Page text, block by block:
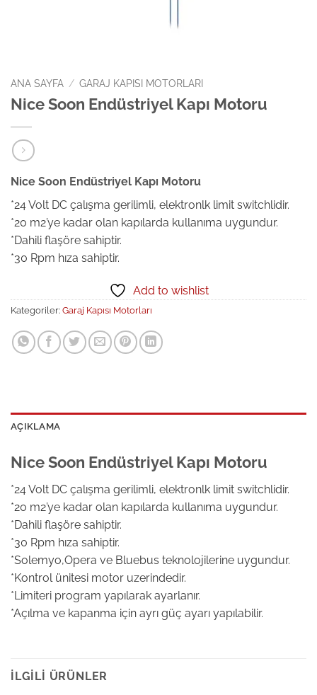
ANA SAYFA / GARAJ KAPISI MOTORLARI
Nice Soon Endüstriyel Kapı Motoru
Nice Soon Endüstriyel Kapı Motoru
*24 Volt DC çalışma gerilimli, elektronlk limit switchlidir.
*20 m2’ye kadar olan kapılarda kullanıma uygundur.
*Dahili flaşöre sahiptir.
*30 Rpm hıza sahiptir.
Add to wishlist
Kategoriler: Garaj Kapısı Motorları
AÇIKLAMA
Nice Soon Endüstriyel Kapı Motoru
*24 Volt DC çalışma gerilimli, elektronlk limit switchlidir.
*20 m2’ye kadar olan kapılarda kullanıma uygundur.
*Dahili flaşöre sahiptir.
*30 Rpm hıza sahiptir.
*Solemyo,Opera ve Bluebus teknolojilerine uygundur.
*Kontrol ünitesi motor uzerindedir.
*Limiteri program yapılarak ayarlanır.
*Açılma ve kapanma için ayrı güç ayarı yapılabilir.
İLGILI ÜRÜNLER